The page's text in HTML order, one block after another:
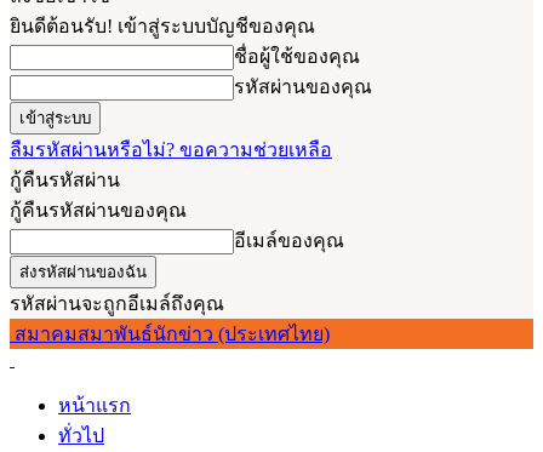
ยินดีต้อนรับ! เข้าสู่ระบบบัญชีของคุณ
ชื่อผู้ใช้ของคุณ
รหัสผ่านของคุณ
ลืมรหัสผ่านหรือไม่? ขอความช่วยเหลือ
กู้คืนรหัสผ่าน
กู้คืนรหัสผ่านของคุณ
อีเมล์ของคุณ
รหัสผ่านจะถูกอีเมล์ถึงคุณ
สมาคมสมาพันธ์นักข่าว (ประเทศไทย)
หน้าแรก
ทั่วไป